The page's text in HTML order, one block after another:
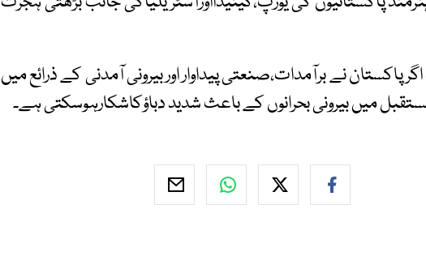
پاکستان نے برآمدات،صنعتی پیداوار اور بیرونی آمدنی کے ذرائع میں
میں بیرونی بحرانوں کے باعث شدید دباؤکاشکارہوسکتی ہے۔